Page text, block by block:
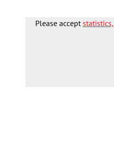
Please accept